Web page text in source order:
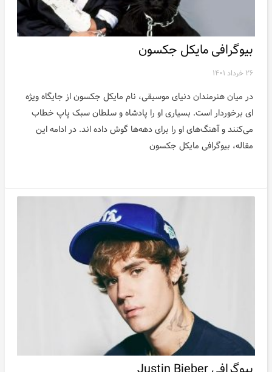
بیوگرافی مایکل جکسون
۲۶ خرداد ۱۴۰۱
در میان هنرمندان دنیای موسیقی، نام مایکل جکسون از جایگاه ویژه
ای برخوردار است. بسیاری او را پادشاه و سلطان سبک پاپ خطاب
می‌کنند و آهنگ‌های او را برای دهه‌ها گوش داده اند. در ادامه این
مقاله، بیوگرافی مایکل جکسون